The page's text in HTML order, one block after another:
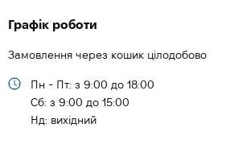
Графік роботи
Замовлення через кошик цілодобово
Пн - Пт: з 9:00 до 18:00
Cб: з 9:00 до 15:00
Нд: вихідний